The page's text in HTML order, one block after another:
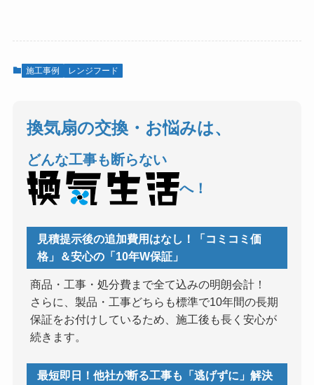
施工事例 レンジフード
換気扇の交換・お悩みは、
どんな工事も断らない
へ！
見積提示後の追加費用はなし！「コミコミ価
格」＆安心の「10年W保証」
商品・工事・処分費まで全て込みの明朗会計！
さらに、製品・工事どちらも標準で10年間の長期
保証をお付けしているため、施工後も長く安心が
続きます。
最短即日！他社が断る工事も「逃げずに」解決